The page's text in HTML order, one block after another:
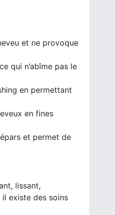
et ne provoque
qui n’abîme pas le
en permettant
en fines
et permet de
lissant,
existe des soins